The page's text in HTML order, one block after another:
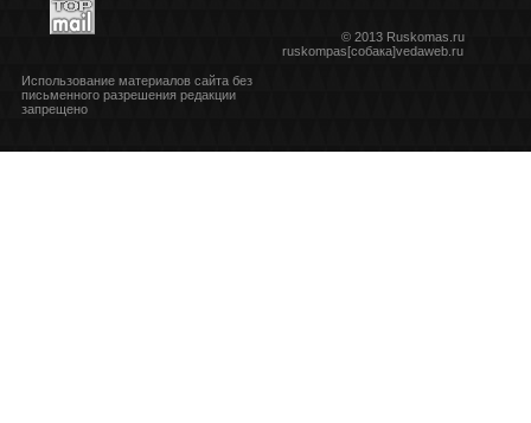
© 2013 Ruskomas.ru
ruskompas[собака]vedaweb.ru
Использование материалов сайта без
письменного разрешения редакции
запрещено